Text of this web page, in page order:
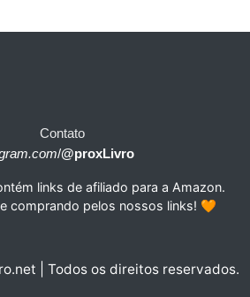
Contato
/@proxLivro
links de afiliado para a Amazon.
comprando pelos nossos links! 🧡
| Todos os direitos reservados.